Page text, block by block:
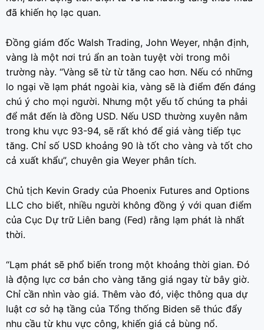
đã khiến họ lạc quan.
Đồng giám đốc Walsh Trading, John Weyer, nhận định,
vàng là một nơi trú ẩn an toàn tuyệt vời trong môi
trường này. “Vàng sẽ từ từ tăng cao hơn. Nếu có những
lo ngại về lạm phát ngoài kia, vàng sẽ là điểm đến đáng
chú ý cho mọi người. Nhưng một yếu tố chúng ta phải
để mắt đến là đồng USD. Nếu USD thường xuyên nằm
trong khu vực 93-94, sẽ rất khó để giá vàng tiếp tục
tăng. Chỉ số USD khoảng 90 là tốt cho vàng và tốt cho
cả xuất khẩu”, chuyên gia Weyer phân tích.
Chủ tịch Kevin Grady của Phoenix Futures and Options
LLC cho biết, nhiều người không đồng ý với quan điểm
của Cục Dự trữ Liên bang (Fed) rằng lạm phát là nhất
thời.
“Lạm phát sẽ phổ biến trong một khoảng thời gian. Đó
là động lực cơ bản cho vàng tăng giá ngay từ bây giờ.
Chỉ cần nhìn vào giá. Thêm vào đó, việc thông qua dự
luật cơ sở hạ tầng của Tổng thống Biden sẽ thúc đẩy
nhu cầu từ khu vực công, khiến giá cả bùng nổ.